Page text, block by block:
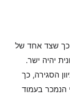
כך שצד אחד של
יהיה ישר.
הסגירה, כך
הנמכר בעמוד